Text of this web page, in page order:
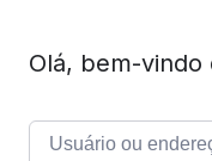
Olá, bem-vindo